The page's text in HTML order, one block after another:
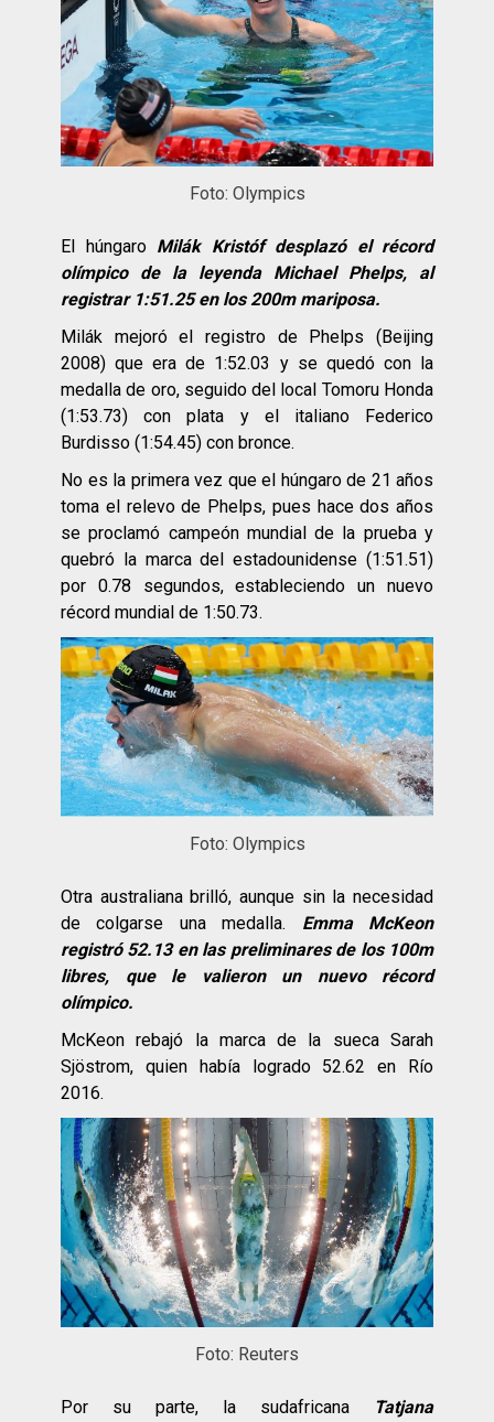
Foto: Olympics
El húngaroMilák Kristóf desplazó el récord
olímpico de la leyenda Michael Phelps, al
registrar 1:51.25 en los 200m mariposa.
Milák mejoró el registro de Phelps (Beijing
2008) que era de 1:52.03 y se quedó con la
medalla de oro, seguido del local Tomoru Honda
(1:53.73) con plata y el italiano Federico
Burdisso (1:54.45) con bronce.
No es la primera vez que el húngaro de 21 años
toma el relevo de Phelps, pues hace dos años
se proclamó campeón mundial de la prueba y
quebró la marca del estadounidense (1:51.51)
por 0.78 segundos, estableciendo un nuevo
récord mundial de 1:50.73.
Foto: Olympics
Otra australiana brilló, aunque sin la necesidad
de colgarse una medalla. Emma McKeon
registró 52.13 en las preliminares de los 100m
libres, que le valieron un nuevo récord
olímpico.
McKeon rebajó la marca de la sueca Sarah
Sjöstrom, quien había logrado 52.62 en Río
2016.
Foto: Reuters
Por su parte, la sudafricana Tatjana